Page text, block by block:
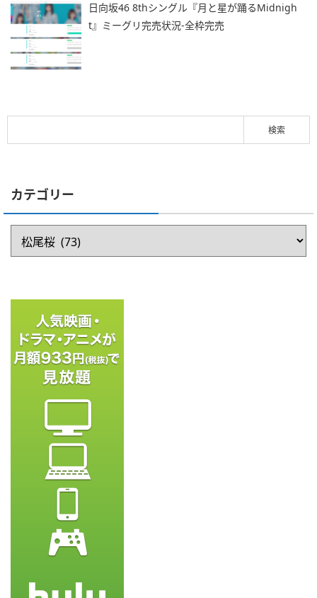
日向坂46 8thシングル『月と星が踊るMidnigh
t』ミーグリ完売状況-全枠完売
カテゴリー